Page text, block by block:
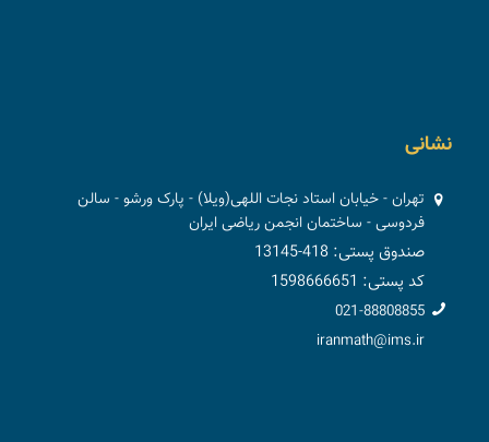
نشانی
تهران - خیابان استاد نجات اللهی(ویلا) - پارک ورشو - سالن
فردوسی - ساختمان انجمن ریاضی ایران
صندوق پستی: 418-13145
کد پستی: 1598666651
021-88808855
iranmath@ims.ir